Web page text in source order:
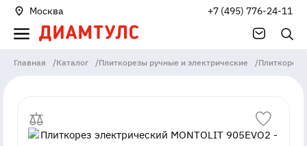
Москва +7 (495) 776-24-11
Главная /Каталог /Плиткорезы ручные и электрические /